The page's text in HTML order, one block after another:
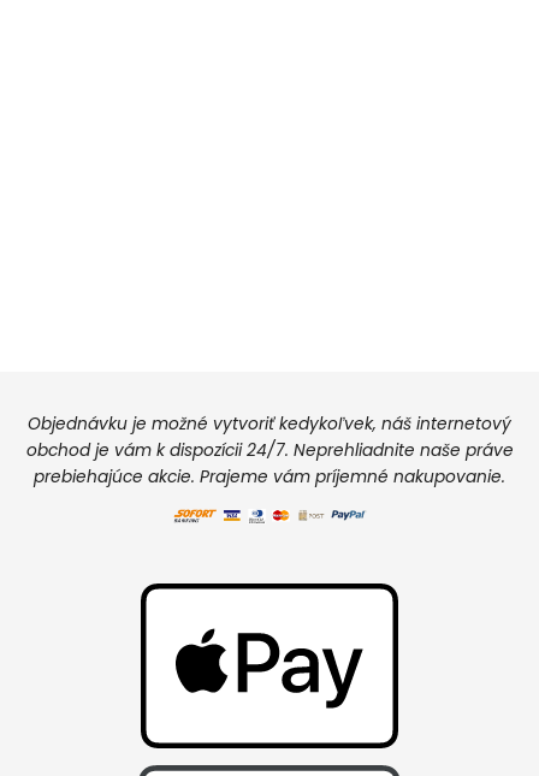
Objednávku je možné vytvoriť kedykoľvek, náš internetový
obchod je vám k dispozícii 24/7. Neprehliadnite naše práve
prebiehajúce akcie. Prajeme vám príjemné nakupovanie.